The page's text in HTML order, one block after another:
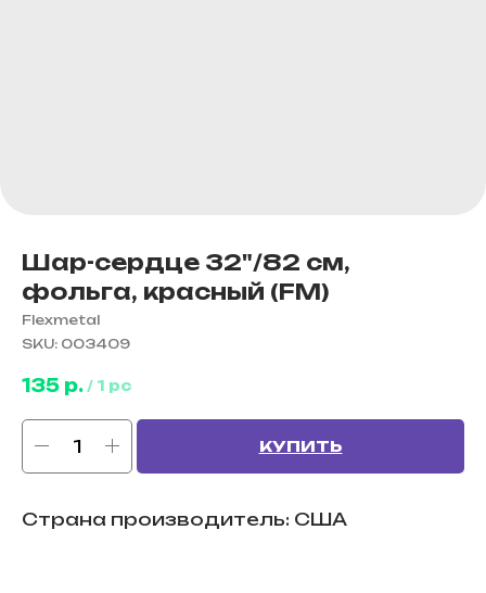
Шар-сердце 32"/82 см,
фольга, красный (FM)
Flexmetal
SKU: 003409
135 р. / 1 pc
КУПИТЬ
Страна производитель: США